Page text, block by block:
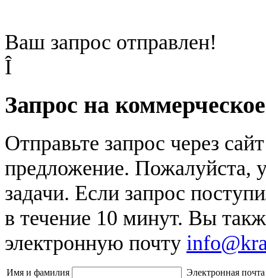
Ваш запрос отправлен!
Î
Запрос на
Отправьте запрос через
предложение. Пожалуйста,
задачи. Если запрос
в течение 10 минут. Вы
электронную почту
Имя и фамилия
Электронная почта